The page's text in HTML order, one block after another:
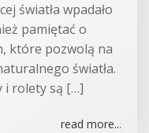
światła wpadało
pamiętać o
które pozwolą na
światła.
i rolety są […]
read more...